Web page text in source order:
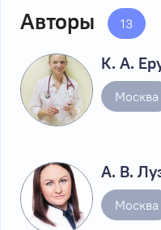
Авторы 13
К. А.
Москва
А. В.
Москва